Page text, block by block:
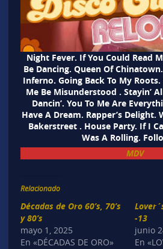
Night Fever. If You Could Read
Be Dancing. Queen Of
Inferno. Going Back To My Roots.
Me Be Misunderstood . Stayin’
Dancin’. You To Me Are
Have A Dream. Rapper’s Delight.
Bakerstreet . House Party. If I
Was A Rolling.
MDV
Relacionado
Décadas de Oro 60’s, 70’s
y 80’s
mayo 1, 2025
En «DÉCADAS DE ORO»
-13
junio
En